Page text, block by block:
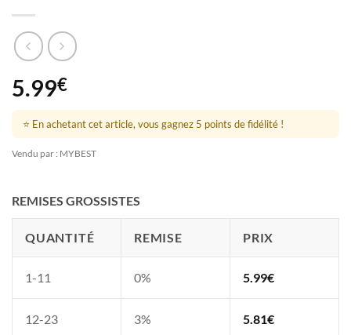
5.99€
⭐ En achetant cet article, vous gagnez 5 points de fidélité !
Vendu par : MYBEST
REMISES GROSSISTES
QUANTITÉ REMISE PRIX
1-11 0% 5.99€
12-23 3% 5.81€